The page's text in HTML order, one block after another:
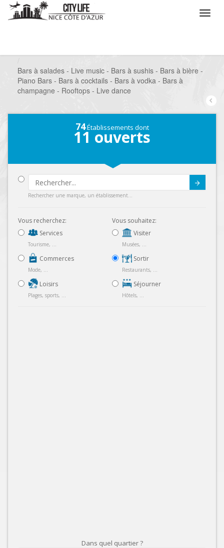
Bars à salades - Live music - Bars à sushis - Bars à bière -
Piano Bars - Bars à cocktails - Bars à vodka - Bars à
champagne - Rooftops - Live dance
74Établissements dont
11 ouverts
Rechercher une marque, un établissement...
Vous recherchez:
Services
Tourisme, ...
Commerces
Mode, ...
Loisirs
Plages, sports, ...
Vous souhaitez:
Visiter
Musées, ...
Sortir
Restaurants, ...
Séjourner
Hôtels, ...
Dans quel quartier ?